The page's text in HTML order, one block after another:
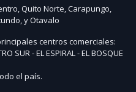
Quito Norte, Carapungo,
y Otavalo
centros comerciales:
SUR - EL ESPIRAL - EL BOSQUE
el país.